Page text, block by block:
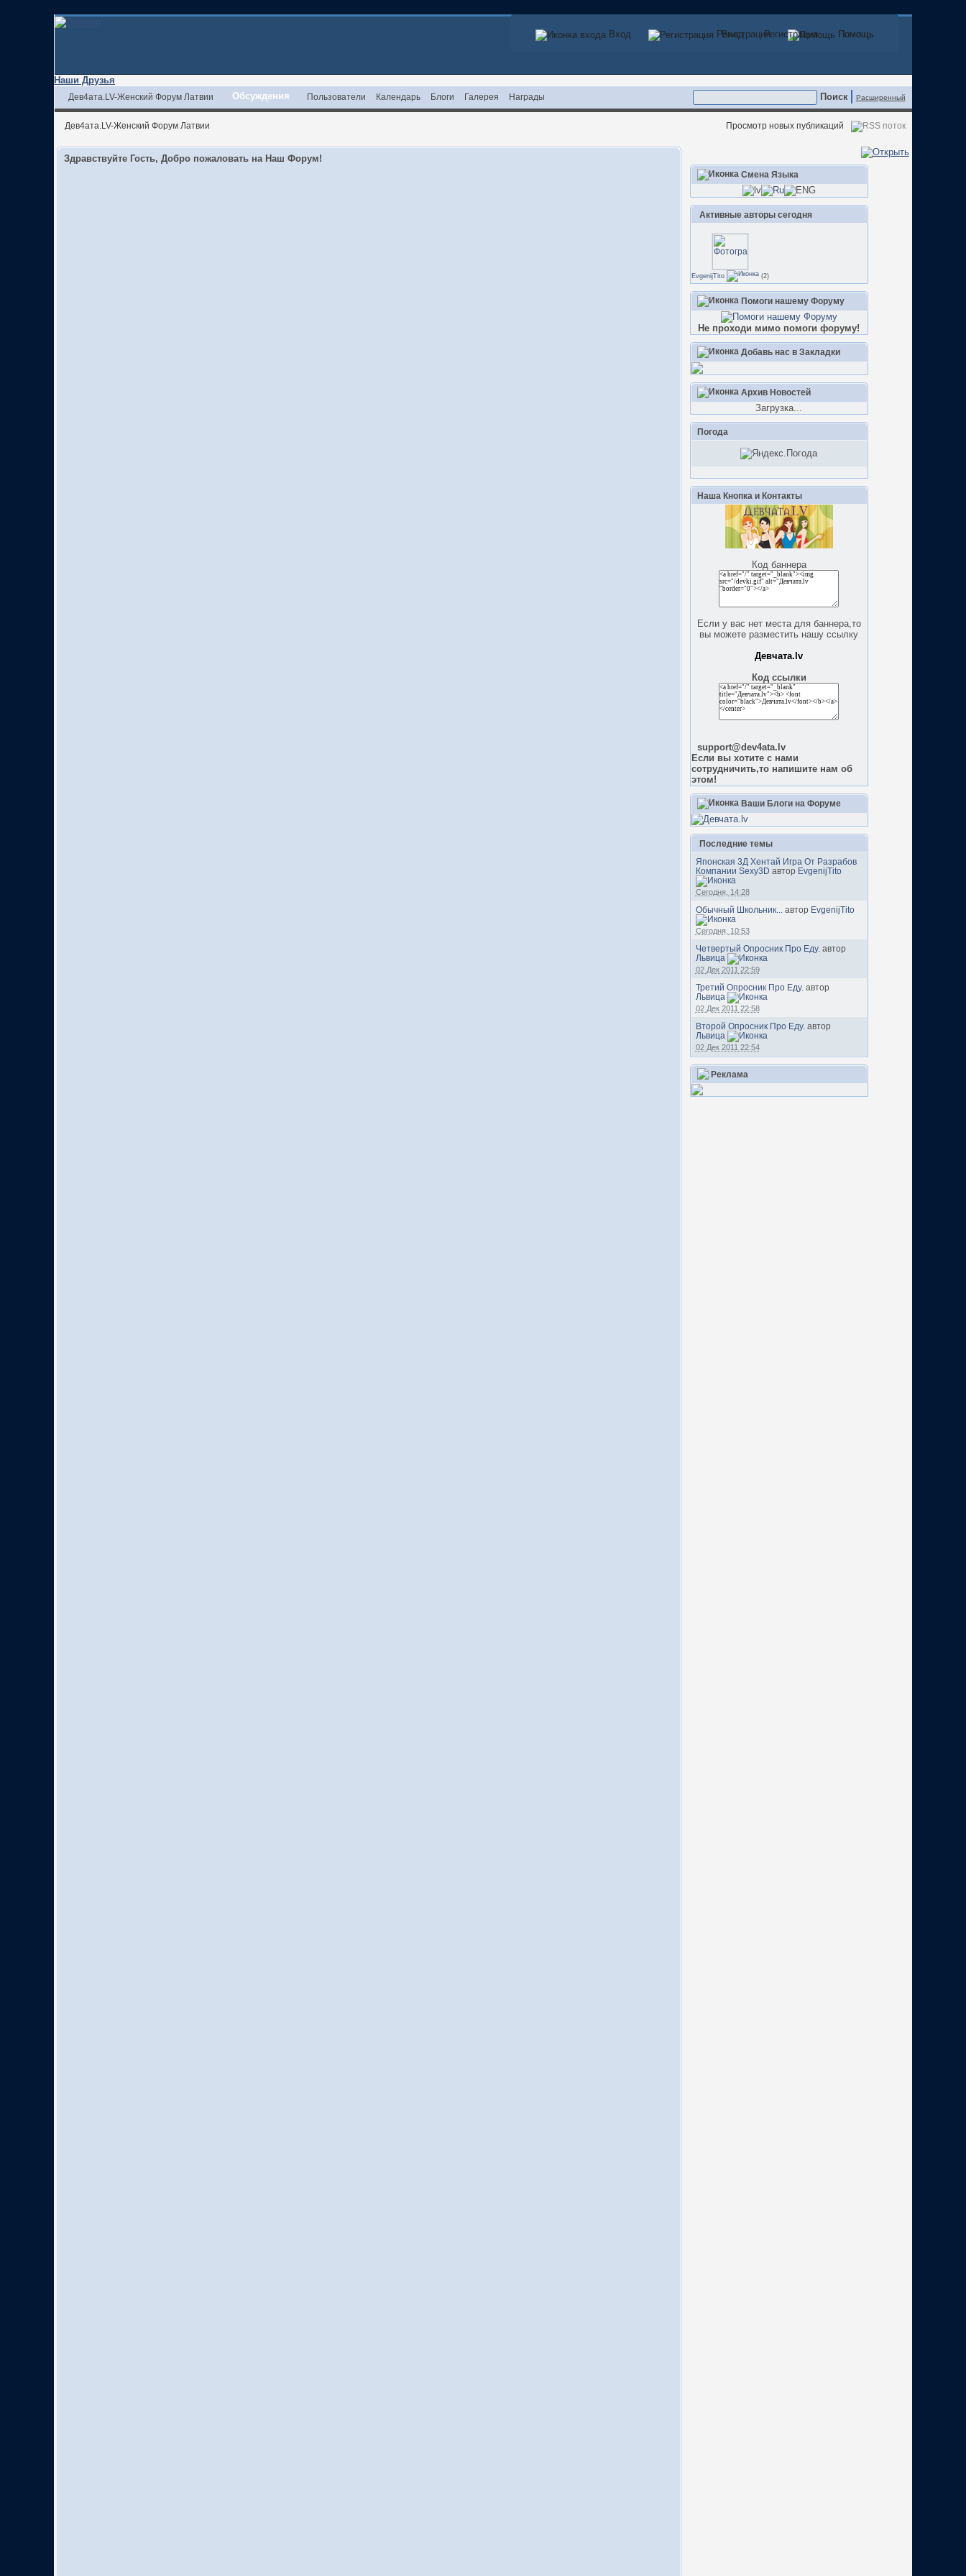
Вход Регистрация Помощь
Вход Регистрация Помощь
Наши Друзья
Расширенный
Дев4ата.LV-Женский Форум Латвии Обсуждения Пользователи Календарь Блоги Галерея Награды
Дев4ата.LV-Женский Форум Латвии Просмотр новых публикаций
Смена Языка
Активные авторы сегодня
EvgenijTito (2)
Помоги нашему Форуму
Не проходи мимо помоги форуму!
Добавь нас в Закладки
Архив Новостей
Загрузка...
Погода
Наша Кнопка и Контакты
Код баннера
Если у вас нет места для баннера,то
вы можете разместить нашу ссылку
Девчата.lv
Код ссылки
support@dev4ata.lv
Если вы хотите с нами
сотрудничить,то напишите нам об
этом!
Ваши Блоги на Форуме
Последние темы
Японская 3Д Хентай Игра От Разрабов
Компании Sexy3D автор EvgenijTito
Сегодня, 14:28
Обычный Школьник... автор EvgenijTito
Сегодня, 10:53
Четвертый Опросник Про Еду. автор
Львица
02 Дек 2011 22:59
Третий Опросник Про Еду. автор
Львица
02 Дек 2011 22:58
Второй Опросник Про Еду. автор
Львица
02 Дек 2011 22:54
Реклама
Здравствуйте Гость, Добро пожаловать на Наш Форум!